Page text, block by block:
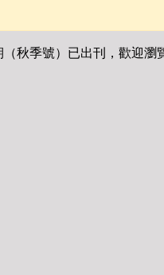
秋季號）已出刊，歡迎瀏